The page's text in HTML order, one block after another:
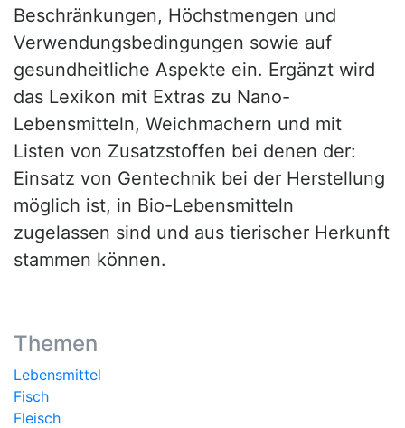
Beschränkungen, Höchstmengen und
Verwendungsbedingungen sowie auf
gesundheitliche Aspekte ein. Ergänzt wird
das Lexikon mit Extras zu Nano-
Lebensmitteln, Weichmachern und mit
Listen von Zusatzstoffen bei denen der:
Einsatz von Gentechnik bei der Herstellung
möglich ist, in Bio-Lebensmitteln
zugelassen sind und aus tierischer Herkunft
stammen können.
Themen
Lebensmittel
Fisch
Fleisch